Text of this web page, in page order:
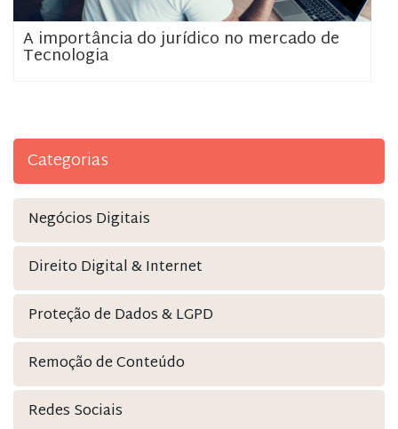
A importância do jurídico no mercado de
Tecnologia
Categorias
Negócios Digitais
Direito Digital & Internet
Proteção de Dados & LGPD
Remoção de Conteúdo
Redes Sociais